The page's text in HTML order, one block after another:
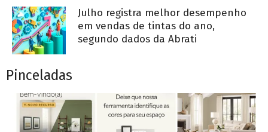
Julho registra melhor desempenho
em vendas de tintas do ano,
segundo dados da Abrati
Pinceladas